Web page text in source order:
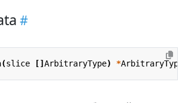
(slice [] ArbitraryType) *ArbitraryType